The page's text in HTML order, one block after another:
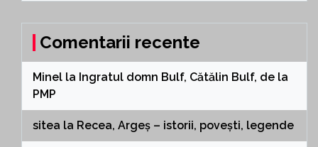
Comentarii recente
Minel la Ingratul domn Bulf, Cătălin Bulf, de la
PMP
sitea la Recea, Argeș – istorii, povești, legende